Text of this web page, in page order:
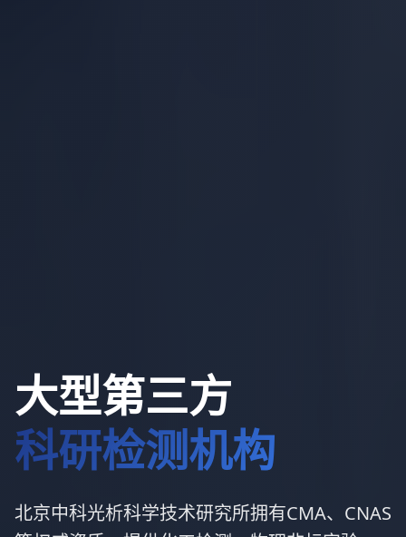
大型第三方
科研检测机构
北京中科光析科学技术研究所拥有CMA、CNAS